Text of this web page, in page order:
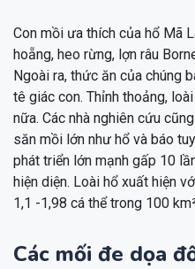
Con mồi ưa thích của hổ Mã
hoẵng, heo rừng, lợn râu
Ngoài ra, thức ăn của chúng
tê giác con. Thỉnh thoảng,
nữa. Các nhà nghiên cứu
săn mồi lớn như hổ và báo
phát triển lớn mạnh gấp 10
hiện diện. Loài hổ xuất hiện
1,1 -1,98 cá thể trong 100
Các mối đe dọa